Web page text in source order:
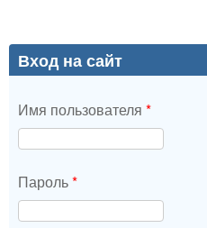
Вход на сайт
Имя пользователя *
Пароль*